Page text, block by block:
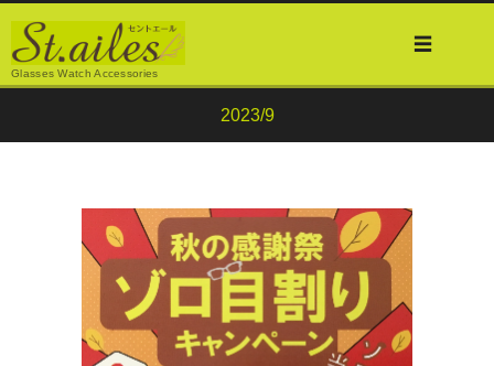
Glasses Watch Accessories
2023/9
スタッフブログ
1659
st-ailes